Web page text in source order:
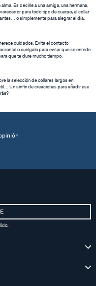
Es decirle a una amiga, una hermana,
para todo tipo de cuerpo, el collar
o simplemente para alegrar el día.
cuidados. Evita el contacto
o cuélgalo para evitar que se enrede
que te dure mucho tiempo.
la selección de collares largos en
Un sinfín de creaciones para añadir ese